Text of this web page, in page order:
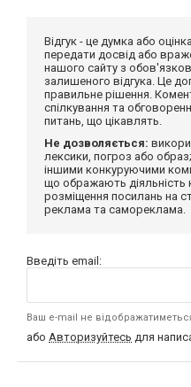
Відгук - це думка або
передати досвід або
нашого сайту з
залишеного відгука. Це
правильне рішення.
спілкування та
питань, що цікавлять.
Не дозволяється:
лексики, погроз або
іншими конкуруючими
що ображають діяльність
розміщення посилань на
реклама та самореклама.
Введіть email:
Ваш e-mail не
або Авторизуйтесь для